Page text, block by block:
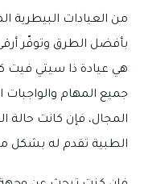
من العيادات البيطرية
بأفضل الطرق وتوفّر
هي عيادة ذا سيتي فيت
جميع المهام والواجبات
المجال، فإن كانت حالة
الطبية تقدم له بشكل